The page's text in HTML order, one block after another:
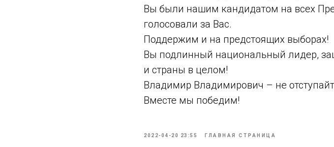
Вы были нашим кандидатом на всех
голосовали за Вас.
Поддержим и на предстоящих выборах!
Вы подлинный национальный лидер,
и страны в целом!
Владимир Владимирович – не
Вместе мы победим!
2022-04-20 23:55 ГЛАВНАЯ СТРАНИЦА